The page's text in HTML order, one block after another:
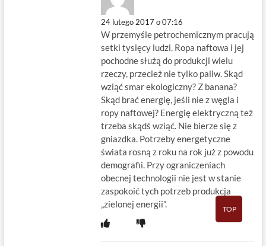
24 lutego 2017 o 07:16
W przemyśle petrochemicznym pracują
setki tysięcy ludzi. Ropa naftowa i jej
pochodne służą do produkcji wielu
rzeczy, przecież nie tylko paliw. Skąd
wziąć smar ekologiczny? Z banana?
Skąd brać energię, jeśli nie z węgla i
ropy naftowej? Energię elektryczną też
trzeba skądś wziąć. Nie bierze się z
gniazdka. Potrzeby energetyczne
świata rosną z roku na rok już z powodu
demografii. Przy ograniczeniach
obecnej technologii nie jest w stanie
zaspokoić tych potrzeb produkcja
„zielonej energii”.
TOP